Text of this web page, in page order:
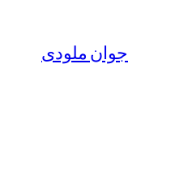
جوان ملودی